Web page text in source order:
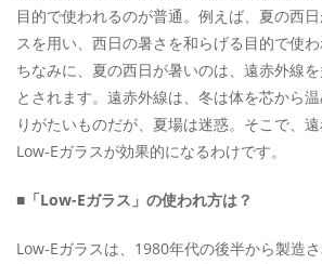
目的で使われるのが普通。例えば、夏の西
スを用い、西日の暑さを和らげる目的で使わ
ちなみに、夏の西日が暑いのは、遠赤外線
とされます。遠赤外線は、冬は体を芯から
りがたいものだが、夏場は迷惑。そこで、
Low-Eガラスが効果的になるわけです。
■「Low-Eガラス」の使われ方は？
Low-Eガラスは、1980年代の後半から製造